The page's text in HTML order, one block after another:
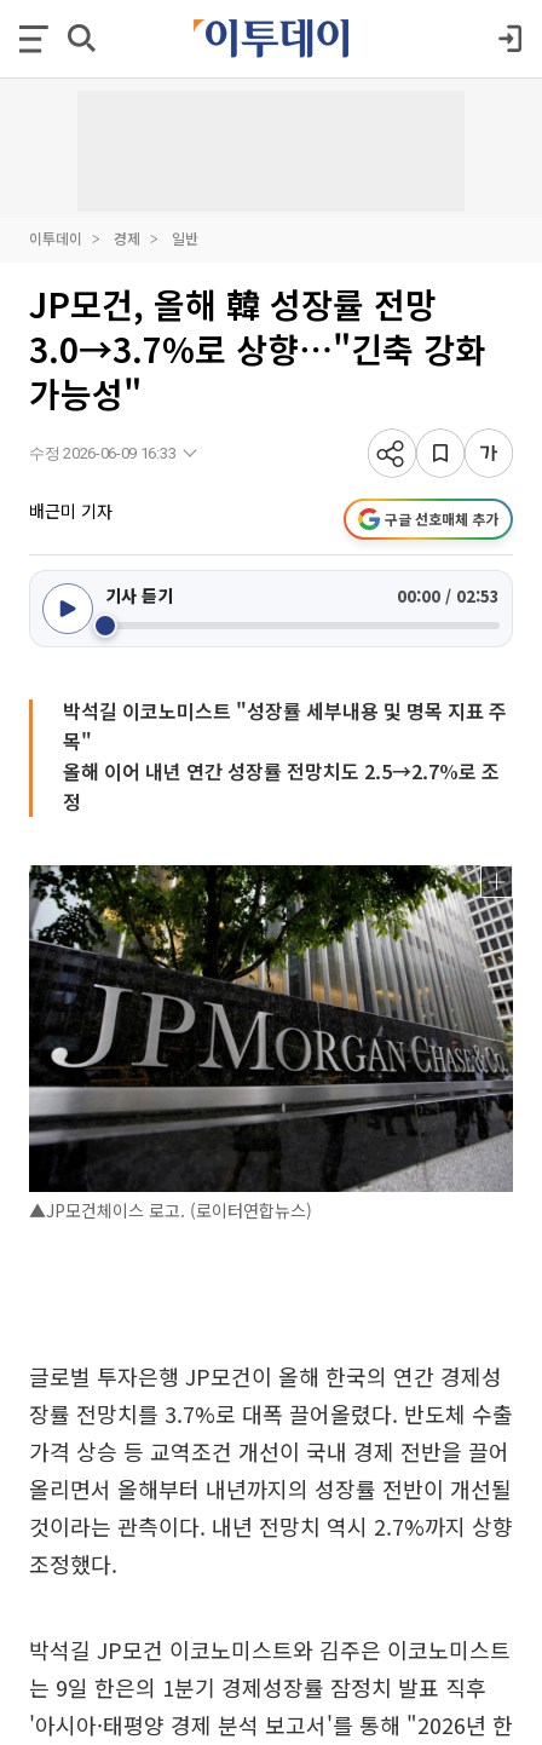
이투데이 경제 일반
JP모건, 올해 韓 성장률 전망
3.0→3.7%로 상향⋯"긴축 강화
가능성"
수정 2026-06-09 16:33
배근미 기자 구글 선호매체 추가
기사 듣기 00:00 / 02:53
박석길 이코노미스트 "성장률 세부내용 및 명목 지표 주
목"
올해 이어 내년 연간 성장률 전망치도 2.5→2.7%로 조
정
▲JP모건체이스 로고. (로이터연합뉴스)
글로벌 투자은행 JP모건이 올해 한국의 연간 경제성
장률 전망치를 3.7%로 대폭 끌어올렸다. 반도체 수출
가격 상승 등 교역조건 개선이 국내 경제 전반을 끌어
올리면서 올해부터 내년까지의 성장률 전반이 개선될
것이라는 관측이다. 내년 전망치 역시 2.7%까지 상향
조정했다.
박석길 JP모건 이코노미스트와 김주은 이코노미스트
는 9일 한은의 1분기 경제성장률 잠정치 발표 직후
'아시아·태평양 경제 분석 보고서'를 통해 "2026년 한